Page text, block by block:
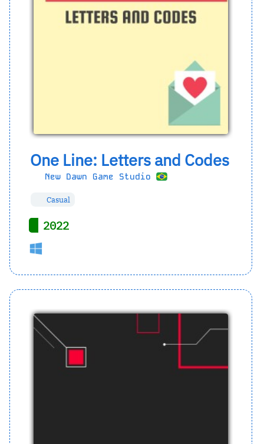
One Line: Letters and Codes
New Dawn Game Studio
Casual
2022